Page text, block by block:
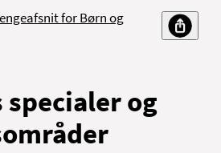
for Børn og
og